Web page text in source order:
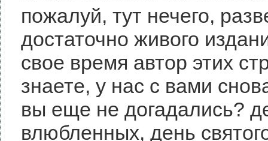
пожалуй, тут нечего,
достаточно живого
свое время автор этих
знаете, у нас с вами
вы еще не догадались?
влюбленных, день